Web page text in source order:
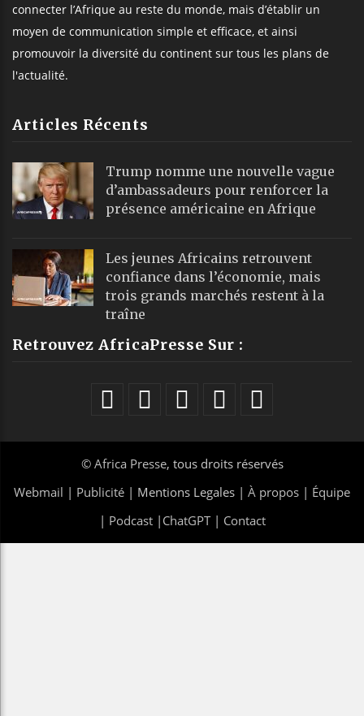
connecter l’Afrique au reste du monde, mais d’établir un
moyen de communication simple et efficace, et ainsi
promouvoir la diversité du continent sur tous les plans de
l'actualité.
Articles Récents
Trump nomme une nouvelle vague
d’ambassadeurs pour renforcer la
présence américaine en Afrique
Les jeunes Africains retrouvent
confiance dans l’économie, mais
trois grands marchés restent à la
traîne
Retrouvez AfricaPresse Sur :
© Africa Presse, tous droits réservés
Webmail | Publicité | Mentions Legales | À propos | Équipe
| Podcast| ChatGPT| Contact